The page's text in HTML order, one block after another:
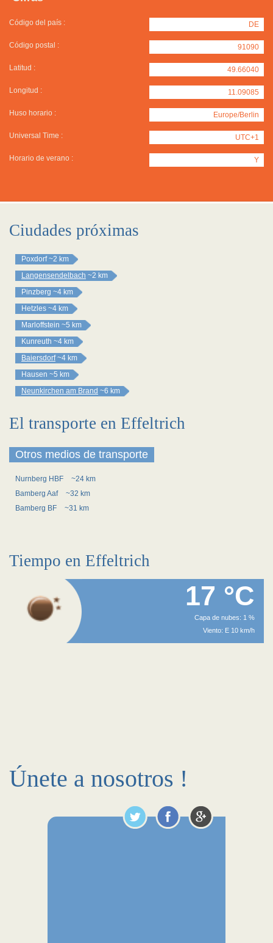
Código del país : DE
Código postal : 91090
Latitud : 49.66040
Longitud : 11.09085
Huso horario : Europe/Berlin
Universal Time : UTC+1
Horario de verano : Y
Ciudades próximas
Poxdorf ~2 km
Langensendelbach ~2 km
Pinzberg ~4 km
Hetzles ~4 km
Marloffstein ~5 km
Kunreuth ~4 km
Baiersdorf ~4 km
Hausen ~5 km
Neunkirchen am Brand ~6 km
El transporte en Effeltrich
Otros medios de transporte
Nurnberg HBF
~24 km
Bamberg Aaf
~32 km
Bamberg BF
~31 km
Tiempo en Effeltrich
17 °C
Capa de nubes: 1 %
Viento: E 10 km/h
Únete a nosotros !